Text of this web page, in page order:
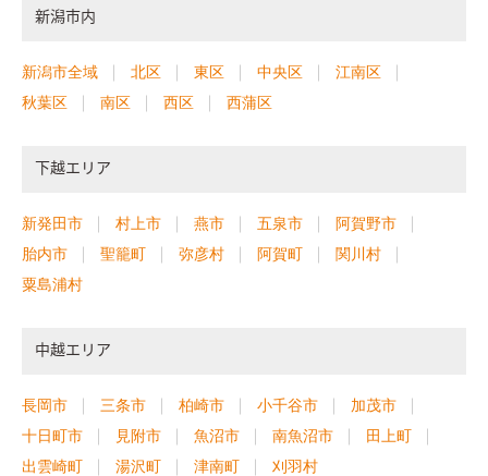
新潟市内
新潟市全域 北区 東区 中央区
江南区
秋葉区
南区 西区 西蒲区
下越エリア
新発田市 村上市 燕市 五泉市
阿賀野市
胎内市
聖籠町 弥彦村 阿賀町
関川村
粟島浦村
中越エリア
長岡市 三条市 柏崎市 小千谷市
加茂市
十日町市
見附市 魚沼市 南魚沼市
田上町
出雲崎町
湯沢町 津南町 刈羽村